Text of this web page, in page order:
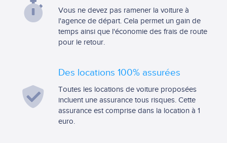
Vous ne devez pas ramener la voiture à
l'agence de départ. Cela permet un gain de
temps ainsi que l'économie des frais de route
pour le retour.
Des locations 100% assurées
Toutes les locations de voiture proposées
incluent une assurance tous risques. Cette
assurance est comprise dans la location à 1
euro.